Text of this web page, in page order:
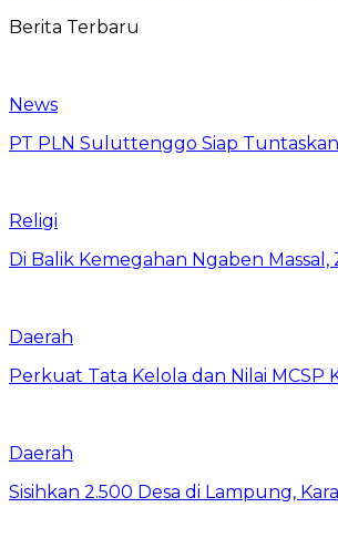
Berita Terbaru
News
PT PLN Suluttenggo Siap
Religi
Di Balik Kemegahan Ngaben
Daerah
Perkuat Tata Kelola dan Nilai MCSP
Daerah
Sisihkan 2.500 Desa di Lampung,